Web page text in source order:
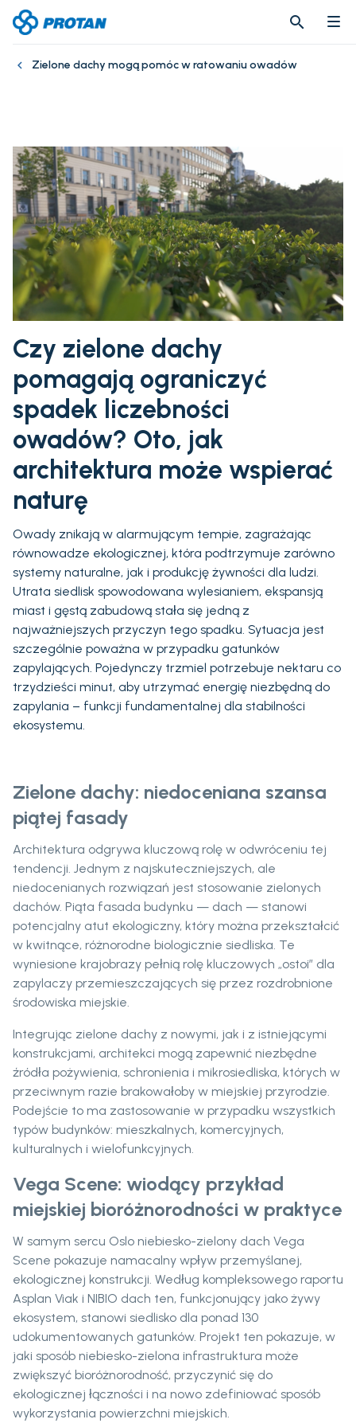
search
search
Zielone dachy mogą pomóc w ratowaniu owadów
Czy zielone dachy
pomagają ograniczyć
spadek liczebności
owadów? Oto, jak
architektura może wspierać
naturę
Owady znikają w alarmującym tempie, zagrażając
równowadze ekologicznej, która podtrzymuje zarówno
systemy naturalne, jak i produkcję żywności dla ludzi.
Utrata siedlisk spowodowana wylesianiem, ekspansją
miast i gęstą zabudową stała się jedną z
najważniejszych przyczyn tego spadku. Sytuacja jest
szczególnie poważna w przypadku gatunków
zapylających. Pojedynczy trzmiel potrzebuje nektaru co
trzydzieści minut, aby utrzymać energię niezbędną do
zapylania – funkcji fundamentalnej dla stabilności
ekosystemu.
Zielone dachy: niedoceniana szansa
piątej fasady
Architektura odgrywa kluczową rolę w odwróceniu tej
tendencji. Jednym z najskuteczniejszych, ale
niedocenianych rozwiązań jest stosowanie zielonych
dachów. Piąta fasada budynku — dach — stanowi
potencjalny atut ekologiczny, który można przekształcić
w kwitnące, różnorodne biologicznie siedliska. Te
wyniesione krajobrazy pełnią rolę kluczowych „ostoi” dla
zapylaczy przemieszczających się przez rozdrobnione
środowiska miejskie.
Integrując zielone dachy z nowymi, jak i z istniejącymi
konstrukcjami, architekci mogą zapewnić niezbędne
źródła pożywienia, schronienia i mikrosiedliska, których w
przeciwnym razie brakowałoby w miejskiej przyrodzie.
Podejście to ma zastosowanie w przypadku wszystkich
typów budynków: mieszkalnych, komercyjnych,
kulturalnych i wielofunkcyjnych.
Vega Scene: wiodący przykład
miejskiej bioróżnorodności w praktyce
W samym sercu Oslo niebiesko-zielony dach Vega
Scene pokazuje namacalny wpływ przemyślanej,
ekologicznej konstrukcji. Według kompleksowego raportu
Asplan Viak i NIBIO dach ten, funkcjonujący jako żywy
ekosystem, stanowi siedlisko dla ponad 130
udokumentowanych gatunków. Projekt ten pokazuje, w
jaki sposób niebiesko-zielona infrastruktura może
zwiększyć bioróżnorodność, przyczynić się do
ekologicznej łączności i na nowo zdefiniować sposób
wykorzystania powierzchni miejskich.